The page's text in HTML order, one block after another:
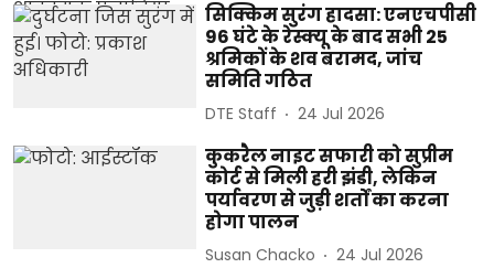
सिक्किम सुरंग हादसा: एनएचपीसी
96 घंटे के रेस्क्यू के बाद सभी 25
श्रमिकों के शव बरामद, जांच
समिति गठित
DTE Staff 24 Jul 2026
कुकरैल नाइट सफारी को सुप्रीम
कोर्ट से मिली हरी झंडी, लेकिन
पर्यावरण से जुड़ी शर्तों का करना
होगा पालन
Susan Chacko 24 Jul 2026